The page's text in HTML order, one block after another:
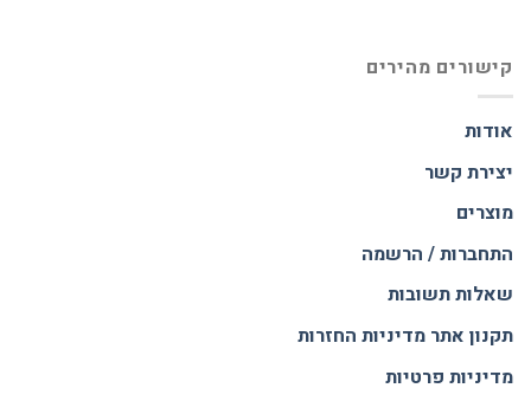
קישורים מהירים
אודות
יצירת קשר
מוצרים
התחברות / הרשמה
שאלות תשובות
תקנון אתרמדיניות החזרות
מדיניות פרטיות